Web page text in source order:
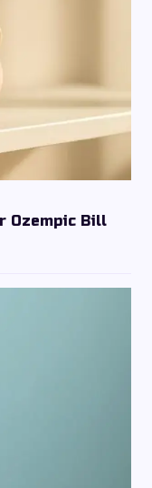
Ozempic Bill